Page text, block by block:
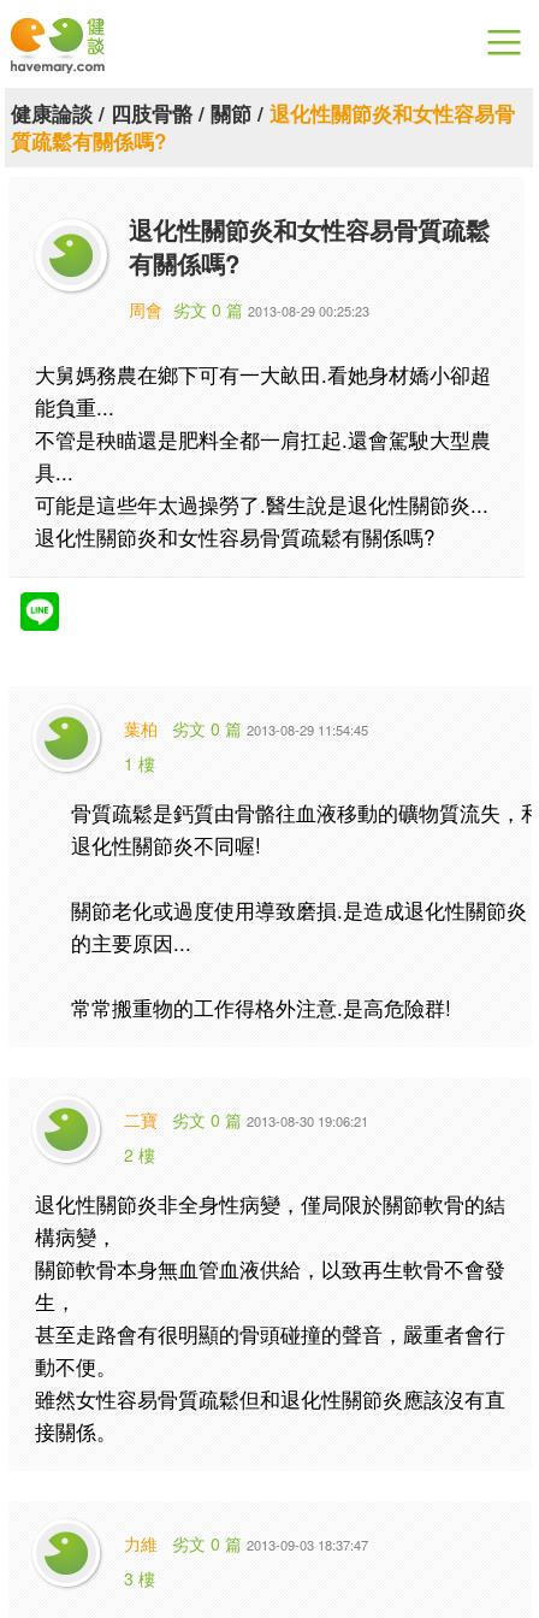
漫漫健康
關於健談
聯絡我們
健康論談/ 四肢骨骼/ 關節/ 退化性關節炎和女性容易骨
質疏鬆有關係嗎?
退化性關節炎和女性容易骨質疏鬆
有關係嗎?
周會 劣文 0 篇 2013-08-29 00:25:23
大舅媽務農在鄉下可有一大畝田.看她身材嬌小卻超
能負重...
不管是秧瞄還是肥料全都一肩扛起.還會駕駛大型農
具...
可能是這些年太過操勞了.醫生說是退化性關節炎...
退化性關節炎和女性容易骨質疏鬆有關係嗎?
葉柏 劣文 0 篇 2013-08-29 11:54:45
1 樓
骨質疏鬆是鈣質由骨骼往血液移動的礦物質流失，
退化性關節炎不同喔!
關節老化或過度使用導致磨損.是造成退化性關節炎
的主要原因...
常常搬重物的工作得格外注意.是高危險群!
二寶 劣文 0 篇 2013-08-30 19:06:21
2 樓
退化性關節炎非全身性病變，僅局限於關節軟骨的結
構病變，
關節軟骨本身無血管血液供給，以致再生軟骨不會發
生，
甚至走路會有很明顯的骨頭碰撞的聲音，嚴重者會行
動不便。
雖然女性容易骨質疏鬆但和退化性關節炎應該沒有直
接關係。
力維 劣文 0 篇 2013-09-03 18:37:47
3 樓